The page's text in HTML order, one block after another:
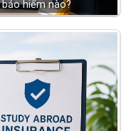
hiểm nào?